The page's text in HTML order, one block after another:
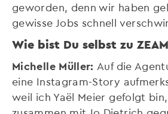
geworden, denn wir haben
gewisse Jobs schnell
Wie bist Du selbst zu
Michelle Müller: Auf die
eine Instagram-Story
weil ich Yaël Meier gefolgt